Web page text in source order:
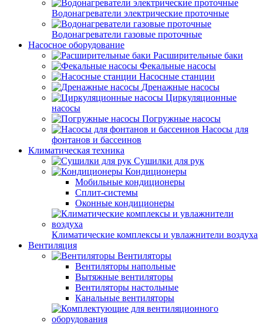
Водонагреватели электрические проточные
Водонагреватели газовые проточные
Насосное оборудование
Расширительные баки
Фекальные насосы
Насосные станции
Дренажные насосы
Циркуляционные
насосы
Погружные насосы
Насосы для
фонтанов и бассеинов
Климатическая техника
Сушилки для рук
Кондиционеры
Мобильные кондиционеры
Сплит-системы
Оконные кондиционеры
Климатические комплексы и увлажнители воздуха
Вентиляция
Вентиляторы
Вентиляторы напольные
Вытяжные вентиляторы
Вентиляторы настольные
Канальные вентиляторы